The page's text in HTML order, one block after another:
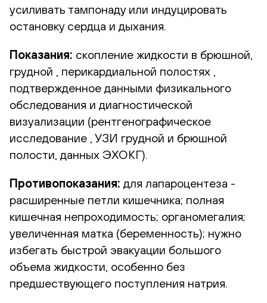
усиливать тампонаду или индуцировать
остановку сердца и дыхания.
Показания: скопление жидкости в брюшной,
грудной , перикардиальной полостях ,
подтвержденное данными физикального
обследования и диагностической
визуализации (рентгенографическое
исследование , УЗИ грудной и брюшной
полости, данных ЭХОКГ).
Противопоказания: для лапароцентеза -
расширенные петли кишечника; полная
кишечная непроходимость; органомегалия;
увеличенная матка (беременность); нужно
избегать быстрой эвакуации большого
объема жидкости, особенно без
предшествующего поступления натрия.